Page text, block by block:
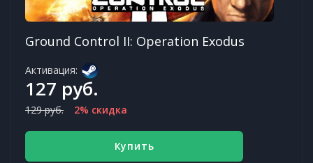
Ground Control II: Operation Exodus
Активация:
127 руб.
129 руб. 2% скидка
Купить